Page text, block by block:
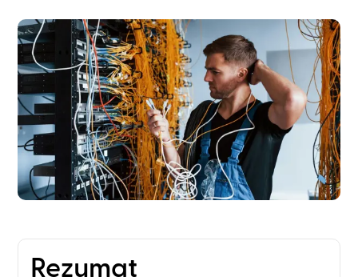
Rezumat